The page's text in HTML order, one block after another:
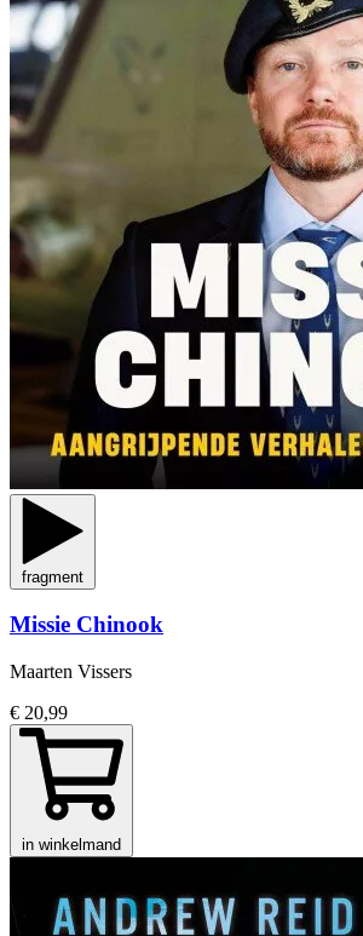
fragment
Missie Chinook
Maarten Vissers
€ 20,99
in winkelmand